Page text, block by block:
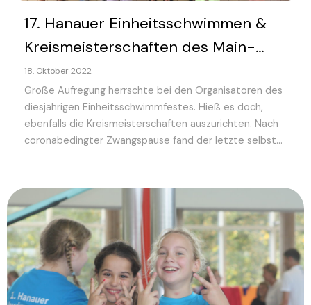
17. Hanauer Einheitsschwimmen &
Kreismeisterschaften des Main-
Kinzig-Kreises 2022
18. Oktober 2022
Große Aufregung herrschte bei den Organisatoren des
diesjährigen Einheitsschwimmfestes. Hieß es doch,
ebenfalls die Kreismeisterschaften auszurichten. Nach
coronabedingter Zwangspause fand der letzte selbst...